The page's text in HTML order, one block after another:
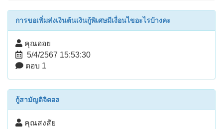
การขอเพิ่มส่งเงินต้นเงินกู้พิเศษมีเงื่อนไขอะไรบ้างคะ
คุณออย
5/4/2567 15:53:30
ตอบ 1
กู้สามัญดิจิตอล
คุณสงสัย